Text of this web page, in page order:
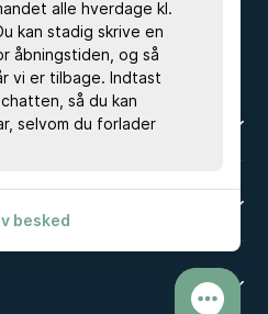
. Vi udviser handlekraft og
alle hverdage kl.
kan stadig skrive en
åbningstiden, og så
vi er tilbage. Indtast
så du kan
selvom du forlader
besked